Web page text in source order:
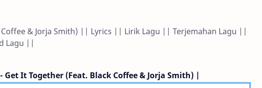
Coffee & Jorja Smith) || Lyrics || Lirik Lagu || Terjemahan Lagu ||
Lagu ||
Get It Together (Feat. Black Coffee & Jorja Smith) |